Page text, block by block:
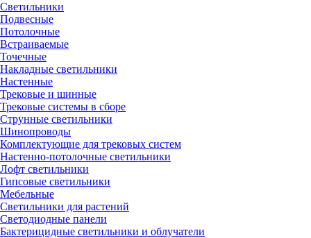
Светильники
Подвесные
Потолочные
Встраиваемые
Точечные
Накладные светильники
Настенные
Трековые и шинные
Трековые системы в сборе
Струнные светильники
Шинопроводы
Комплектующие для трековых систем
Настенно-потолочные светильники
Лофт светильники
Гипсовые светильники
Мебельные
Светильники для растений
Светодиодные панели
Бактерицидные светильники и облучатели